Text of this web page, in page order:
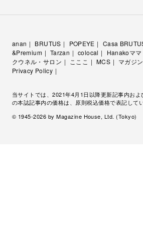
anan BRUTUS POPEYE Casa
&Premium
Tarzan colocal Hanakoママ
クウネル・サロン
こここ MCS マガジ
Privacy Policy
当サイトでは、2021年4月1日以降更新記事内お
の本誌記事内の価格は、原則税込価格で表記してい
© 1945-2026 by Magazine House, Ltd. (Tokyo)